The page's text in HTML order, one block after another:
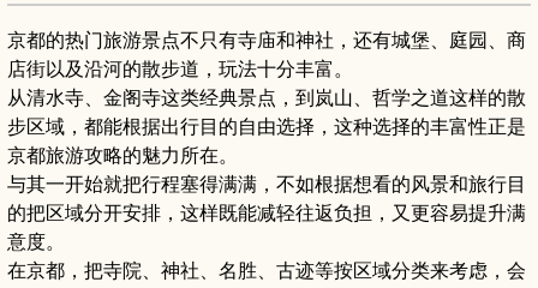
京都的热门旅游景点不只有寺庙和神社，还有城堡、庭园、商
店街以及沿河的散步道，玩法十分丰富。
从清水寺、金阁寺这类经典景点，到岚山、哲学之道这样的散
步区域，都能根据出行目的自由选择，这种选择的丰富性正是
京都旅游攻略的魅力所在。
与其一开始就把行程塞得满满，不如根据想看的风景和旅行目
的把区域分开安排，这样既能减轻往返负担，又更容易提升满
意度。
在京都，把寺院、神社、名胜、古迹等按区域分类来考虑，会